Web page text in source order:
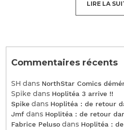
LIRE LA
Commentaires récents
SH dans NorthStar Comics
Spike dans Hoplitéa 3 arrive !!
Spike dans Hoplitéa : de retour
Jmf dans Hoplitéa : de retour
Fabrice Peluso dans Hoplitéa :